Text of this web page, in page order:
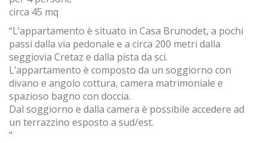
circa 45 mq
“L’appartamento è situato in Casa Brunodet, a pochi
passi dalla via pedonale e a circa 200 metri dalla
seggiovia Cretaz e dalla pista da sci.
L’appartamento è composto da un soggiorno con
divano e angolo cottura, camera matrimoniale e
spazioso bagno con doccia.
Dal soggiorno e dalla camera è possibile accedere ad
un terrazzino esposto a sud/est.
”